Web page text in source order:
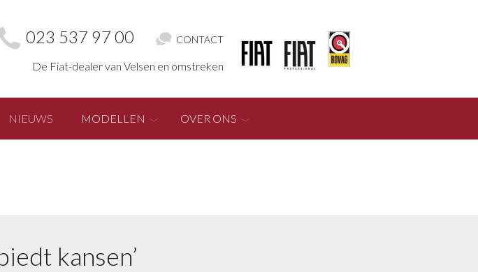
023 537 97 00 CONTACT
De Fiat-dealer van Velsen en omstreken
NIEUWS MODELLEN OVER ONS
kansen’